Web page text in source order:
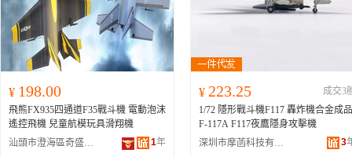
¥ 198.00
飛熊FX935四通道F35戰斗機 電動泡沫
遙控飛機 兒童航模玩具滑翔機
汕頭市澄海區奇盛達玩具廠
1年
¥ 223.25
成交3
1/72 隱形戰斗機F117 轟炸機合金成品
F-117A F117夜鷹隱身攻擊機
深圳市摩菡科技有限公司
3